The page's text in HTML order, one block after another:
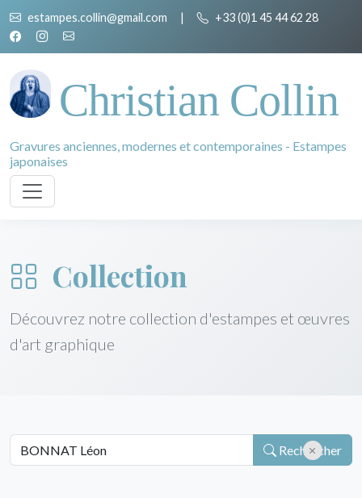
estampes.collin@gmail.com | +33 (0)1 45 44 62 28
Christian Collin
Gravures anciennes, modernes et contemporaines - Estampes
japonaises
Collection
Découvrez notre collection d'estampes et œuvres
d'art graphique
Rechercher